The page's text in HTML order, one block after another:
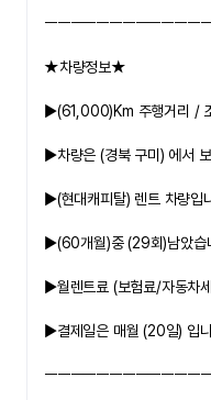
ㅡㅡㅡㅡㅡㅡㅡㅡㅡㅡㅡㅡ
★차량정보★
▶(61,000)Km 주행거리 /
▶차량은 (경북 구미) 에서
▶(현대캐피탈) 렌트 차량입
▶(60개월)중 (29회)남았습
▶월렌트료 (보험료/자동차
▶결제일은 매월 (20일) 입
ㅡㅡㅡㅡㅡㅡㅡㅡㅡㅡㅡㅡ